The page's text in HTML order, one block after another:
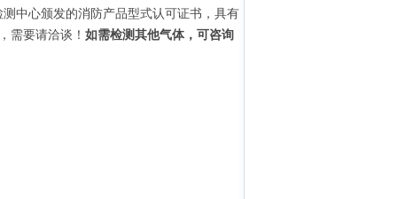
中心颁发的消防产品型式认可证书，具有
需要请洽谈！ 如需检测其他气体，可咨询